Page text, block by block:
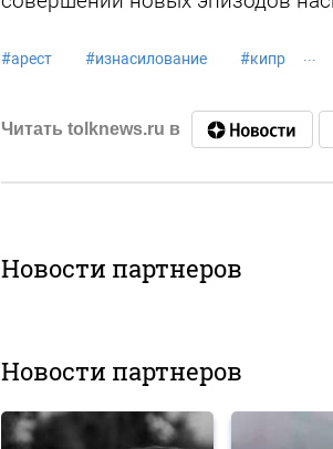
#арест #изнасилование #кипр
Читать tolknews.ru в
Новости партнеров
Новости партнеров